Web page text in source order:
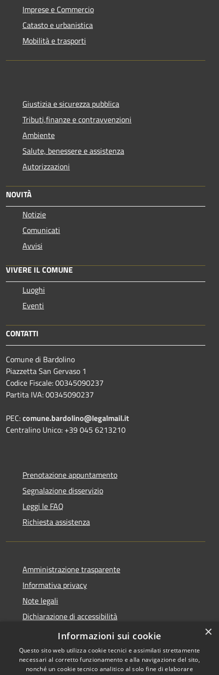
Imprese e Commercio
Catasto e urbanistica
Mobilità e trasporti
Giustizia e sicurezza pubblica
Tributi,finanze e contravvenzioni
Ambiente
Salute, benessere e assistenza
Autorizzazioni
NOVITÀ
Notizie
Comunicati
Avvisi
VIVERE IL COMUNE
Luoghi
Eventi
CONTATTI
Comune di Bardolino
Piazzetta San Gervaso 1
Codice Fiscale: 00345090237
Partita IVA: 00345090237
PEC:comune.bardolino@legalmail.it
Centralino Unico: +39 045 6213210
Prenotazione appuntamento
Segnalazione disservizio
Leggi le FAQ
Richiesta assistenza
Amministrazione trasparente
Informativa privacy
Note legali
Dichiarazione di accessibilità
Link app municipium
×
Informazioni sui cookie
Questo sito web utilizza cookie tecnici e assimilati strettamente
necessari al corretto funzionamento e alla navigazione del sito,
nonché un cookie tecnico analitico al solo fine di elaborare